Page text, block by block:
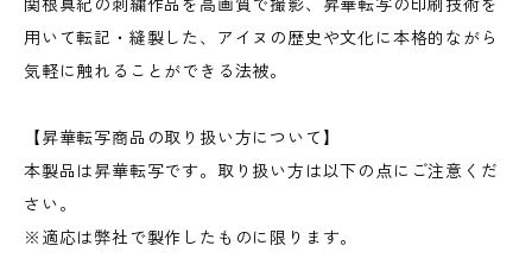
関根真紀の刺繍作品を高画質で撮影、昇華転写の印刷技術を
用いて転記・縫製した、アイヌの歴史や文化に本格的ながら
気軽に触れることができる法被。
【昇華転写商品の取り扱い方について】
本製品は昇華転写です。取り扱い方は以下の点にご注意くだ
さい。
※適応は弊社で製作したものに限ります。